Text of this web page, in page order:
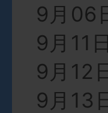
9月06
9月11
9月12
9月13